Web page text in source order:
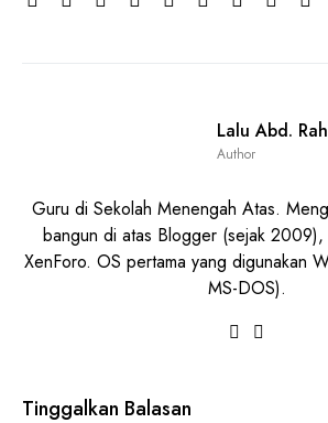
Lalu Abd.
Author
Guru di Sekolah Menengah Atas.
bangun di atas Blogger (sejak
XenForo. OS pertama yang digunakan
MS-DOS).
Tinggalkan Balasan